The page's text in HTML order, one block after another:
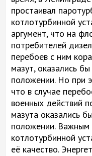
простаивал
котлотурбинной
аргумент, что на
потребителей
перебоев с ним
мазут, оказались
положении. Но при
что в случае
военных действий
мазута оказались
положении. Важным
котлотурбинной
её качество.